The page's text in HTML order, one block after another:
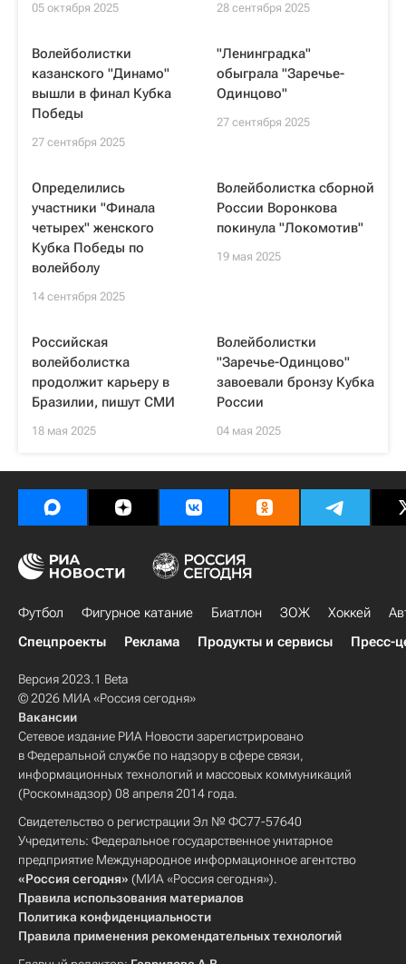
05 октября 2025 28 сентября 2025
Волейболистки
казанского "Динамо"
вышли в финал Кубка
Победы
27 сентября 2025
"Ленинградка"
обыграла "Заречье-
Одинцово"
27 сентября 2025
Определились
участники "Финала
четырех" женского
Кубка Победы по
волейболу
14 сентября 2025
Волейболистка сборной
России Воронкова
покинула "Локомотив"
19 мая 2025
Российская
волейболистка
продолжит карьеру в
Бразилии, пишут СМИ
18 мая 2025
Волейболистки
"Заречье-Одинцово"
завоевали бронзу Кубка
России
04 мая 2025
Футбол Фигурное катание Биатлон ЗОЖ Хоккей
Спецпроекты
Реклама Продукты и сервисы Пресс-
Версия 2023.1 Beta
© 2026 МИА «Россия сегодня»
Вакансии
Сетевое издание РИА Новости зарегистрировано
в Федеральной службе по надзору в сфере связи,
информационных технологий и массовых коммуникаций
(Роскомнадзор) 08 апреля 2014 года.
Свидетельство о регистрации Эл № ФС77-57640
Учредитель: Федеральное государственное унитарное
предприятие Международное информационное агентство
«Россия сегодня» (МИА «Россия сегодня»).
Правила использования материалов
Политика конфиденциальности
Правила применения рекомендательных технологий